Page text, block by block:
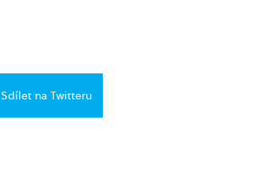
Sdílet na Twitteru